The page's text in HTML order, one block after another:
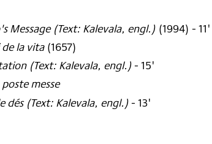
Message (Text: Kalevala, engl.) (1994) - 11'
de la vita (1657)
(Text: Kalevala, engl.)- 15'
messe
dés (Text: Kalevala, engl.)- 13'